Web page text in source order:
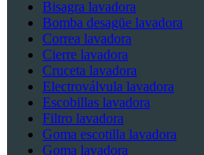
Bisagra lavadora
Bomba desagüe lavadora
Correa lavadora
Cierre lavadora
Cruceta lavadora
Electroválvula lavadora
Escobillas lavadora
Filtro lavadora
Goma escotilla lavadora
Goma lavadora